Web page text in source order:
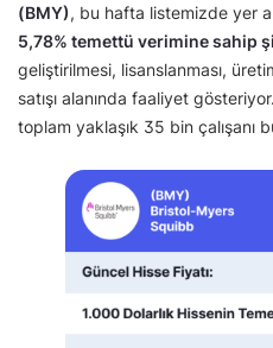
(BMY), bu hafta listemizde yer
5,78% temettü verimine sahip
geliştirilmesi, lisanslanması,
satışı alanında faaliyet
toplam yaklaşık 35 bin çalışanı